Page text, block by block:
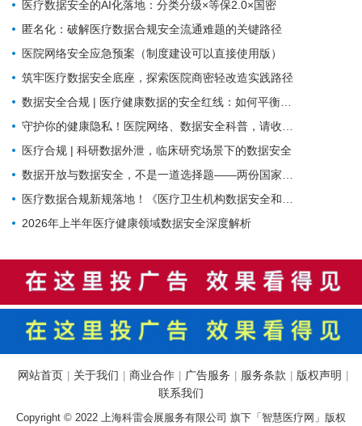
医疗数据安全的AI化落地：分类分级×等保2.0×国密
匿名化：破解医疗数据合规安全流通难题的关键路径
医院网络安全应急预案（制度建设可以直接使用版）
筑牢医疗数据安全底座，探索医院商密轻改造实践路径
数据安全合规 | 医疗健康数据的安全红线：如何平衡业务流转与合规监管？
守护你的健康隐私！医院网络、数据安全科普，请收好这份防护指南
医疗合规 | 科研数据外泄，临床研究场景下的数据安全
数据开放与数据安全，不是一道选择题——两份国家级文件背后的标准化逻辑
医疗数据合规新规落地！《医疗卫生机构数据安全和个人信息保护管理办法（试行）》核心解读与行动指南
2026年上半年医疗健康领域数据安全深度解析
网站首页 关于我们 商业合作 广告服务 服务条款 版权声明
联系我们
Copyright © 2022 上海科雷会展服务有限公司 旗下「智慧医疗网」版权